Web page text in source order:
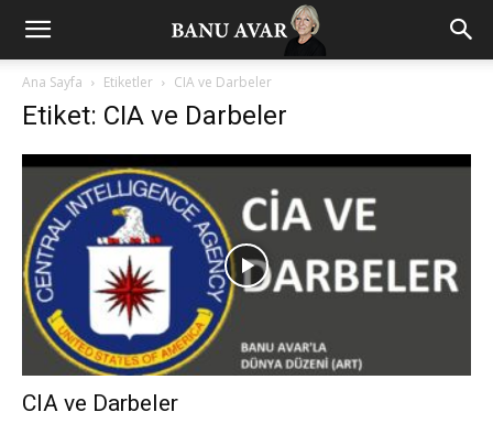
Ana Sayfa Etiketler CIA ve Darbeler
Etiket: CIA ve Darbeler
CIA ve Darbeler